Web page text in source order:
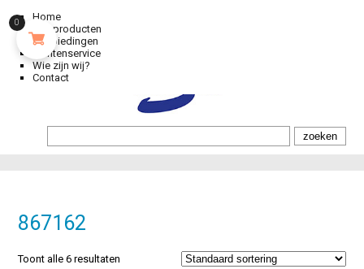
Home
Alle producten
Aanbiedingen
Klantenservice
Wie zijn wij?
Contact
867162
Toont alle 6 resultaten
0